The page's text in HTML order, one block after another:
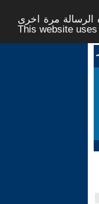
مرة اخرى -
This website